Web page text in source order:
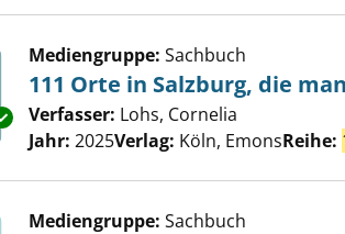
Exemplar-Details von 111 Orte in
Mediengruppe: Sachbuch
111 Orte in Salzburg, die
Verfasser: Lohs, Cornelia
Jahr: 2025Verlag: Köln, EmonsReihe:
Mediengruppe: Sachbuch